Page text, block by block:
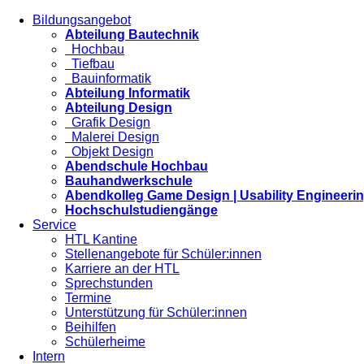
Bildungsangebot
Abteilung Bautechnik
Hochbau
Tiefbau
Bauinformatik
Abteilung Informatik
Abteilung Design
Grafik Design
Malerei Design
Objekt Design
Abendschule Hochbau
Bauhandwerkschule
Abendkolleg Game Design | Usability
Hochschulstudiengänge
Service
HTL Kantine
Stellenangebote für Schüler:innen
Karriere an der HTL
Sprechstunden
Termine
Unterstützung für Schüler:innen
Beihilfen
Schülerheime
Intern